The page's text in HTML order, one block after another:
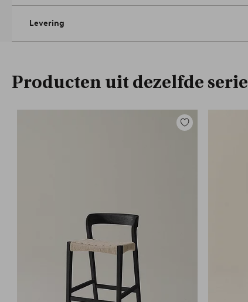
Levering
Producten uit dezelfde serie
Toevoegen